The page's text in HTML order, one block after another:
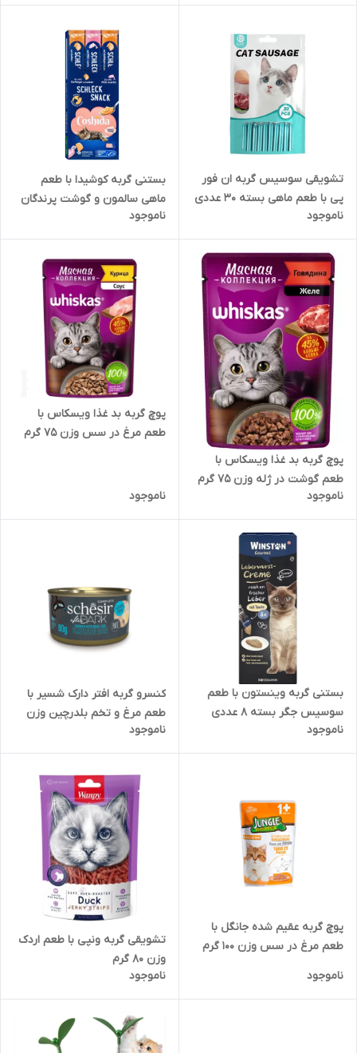
تشویقی سوسیس گربه ان فور
پی با طعم ماهی بسته 30 عددی
ناموجود
بستنی گربه کوشیدا با طعم
ماهی سالمون و گوشت پرندگان
و جگر بسته 7 عددی
ناموجود
پوچ گربه بد غذا ویسکاس با
طعم گوشت در ژله وزن 75 گرم
ناموجود
پوچ گربه بد غذا ویسکاس با
طعم مرغ در سس وزن 75 گرم
ناموجود
بستنی گربه وینستون با طعم
سوسیس جگر بسته 8 عددی
ناموجود
کنسرو گربه افتر دارک شسیر با
طعم مرغ و تخم بلدرچین وزن
80 گرم
ناموجود
پوچ گربه عقیم شده جانگل با
طعم مرغ در سس وزن 100 گرم
ناموجود
تشویقی گربه ونپی با طعم اردک
وزن 80 گرم
ناموجود